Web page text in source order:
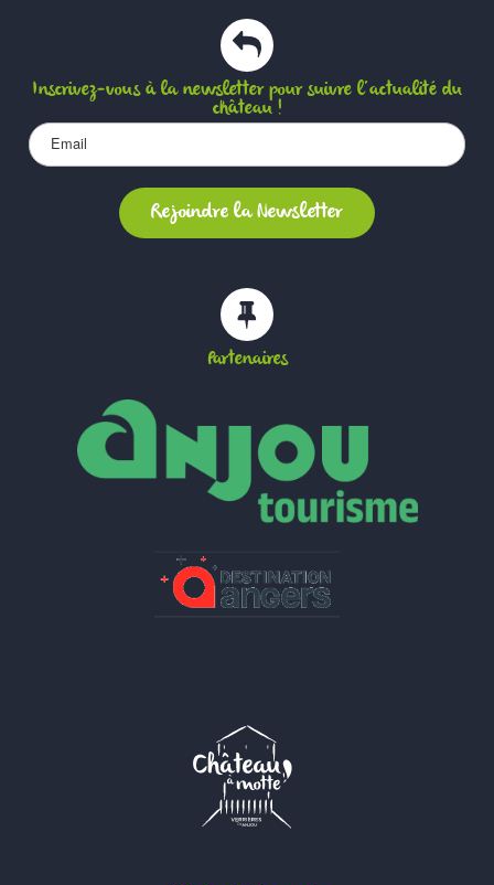
Inscrivez-vous à la newsletter pour suivre l’actualité du
château !
Partenaires